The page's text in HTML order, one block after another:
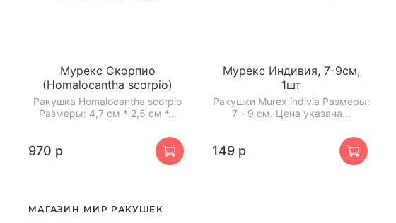
Мурекс Скорпио
(Homalocantha scorpio)
Ракушка Homalocantha scorpio
Размеры: 4,7 см * 2,5 см *...
970 р
Мурекс Индивия, 7-9см,
1шт
Ракушки Murex indivia Размеры:
7 - 9 см. Цена указана...
149 р
МАГАЗИН МИР РАКУШЕК